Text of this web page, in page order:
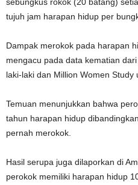
tujuh jam harapan hidup per
Dampak merokok pada harapan
mengacu pada data kematian
laki-laki dan Million Women Study
Temuan menunjukkan bahwa
tahun harapan hidup
pernah merokok.
Hasil serupa juga dilaporkan di
perokok memiliki harapan hidup